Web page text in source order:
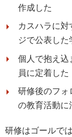
作成した
カスハラに
ジで公表した
個人で抱え込
員に定着した
研修後のフォ
の教育活動に
研修はゴールで